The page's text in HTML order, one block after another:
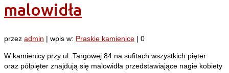
malowidła
przez admin | wpis w: Praskie kamienice | 0
W kamienicy przy ul. Targowej 84 na sufitach wszystkich pięter
oraz półpięter znajdują się malowidła przedstawiające nagie kobiety